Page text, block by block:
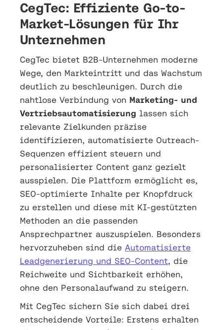
CegTec: Effiziente Go-to-
Market-Lösungen für Ihr
Unternehmen
CegTec bietet B2B-Unternehmen moderne
Wege, den Markteintritt und das Wachstum
deutlich zu beschleunigen. Durch die
nahtlose Verbindung von Marketing- und
Vertriebsautomatisierung lassen sich
relevante Zielkunden präzise
identifizieren, automatisierte Outreach-
Sequenzen effizient steuern und
personalisierter Content ganz gezielt
ausspielen. Die Plattform ermöglicht es,
SEO-optimierte Inhalte per Knopfdruck
zu erstellen und diese mit KI-gestützten
Methoden an die passenden
Ansprechpartner auszuspielen. Besonders
hervorzuheben sind die Automatisierte
Leadgenerierung und SEO-Content, die
Reichweite und Sichtbarkeit erhöhen,
ohne den Personalaufwand zu steigern.
Mit CegTec sichern Sie sich dabei drei
entscheidende Vorteile: Erstens erhalten